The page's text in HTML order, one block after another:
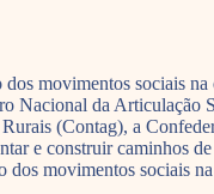
movimentos sociais
Nacional da Articulação
(Contag), a
e construir caminhos
dos movimentos sociais